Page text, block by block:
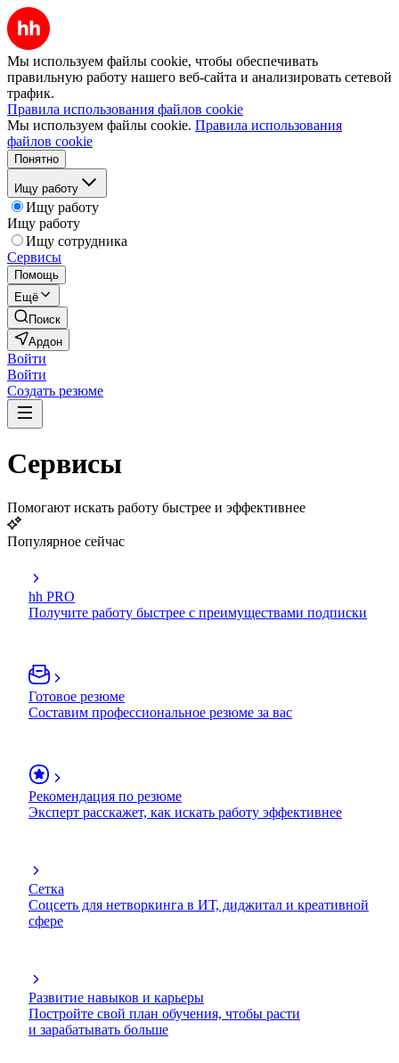
Мы используем файлы cookie, чтобы обеспечивать
правильную работу нашего веб-сайта и анализировать сетевой
трафик.
Правила использования файлов cookie
Мы используем файлы cookie. Правила использования
файлов cookie
Понятно
Ищу работу
Ищу работу
Ищу работу
Ищу сотрудника
Сервисы
Помощь
Ещё
Поиск
Ардон
Войти
Войти
Создать резюме
Сервисы
Помогают искать работу быстрее и эффективнее
Популярное сейчас
hh PRO
Получите работу быстрее с преимуществами подписки
Готовое резюме
Составим профессиональное резюме за вас
Рекомендация по резюме
Эксперт расскажет, как искать работу эффективнее
Сетка
Соцсеть для нетворкинга в ИТ, диджитал и креативной
сфере
Развитие навыков и карьеры
Постройте свой план обучения, чтобы расти
и зарабатывать больше